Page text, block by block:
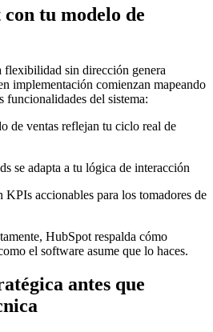
tu modelo de
sin dirección genera
implementación comienzan mapeando
funcionalidades del sistema:
de ventas reflejan tu ciclo real de
se adapta a tu lógica de interacción
KPIs accionables para los tomadores de
HubSpot respalda cómo
el software asume que lo haces.
antes que